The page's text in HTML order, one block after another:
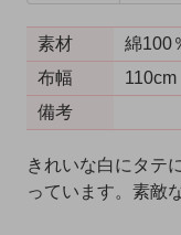
素材
綿100
布幅
110cm
備考
きれいな白にタテ
っています。素敵